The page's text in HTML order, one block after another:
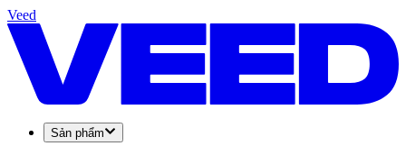
Veed
Sản phẩm